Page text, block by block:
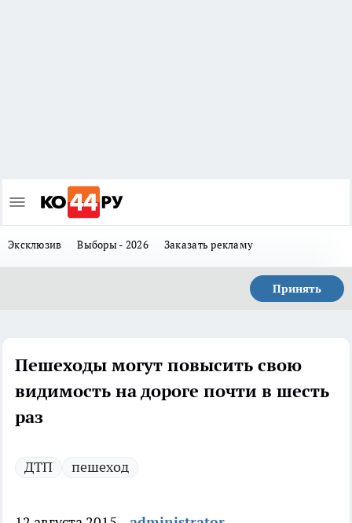
Эксклюзив Выборы - 2026 Заказать рекламу
Принять
Пешеходы могут повысить свою
видимость на дороге почти в шесть
раз
ДТП пешеход